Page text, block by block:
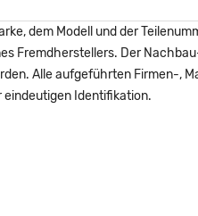
dem Modell und der
Fremdherstellers. Der
Alle aufgeführten Firmen-,
eindeutigen Identifikation.